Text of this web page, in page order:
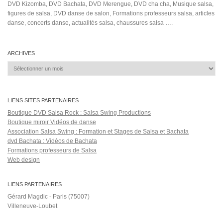
DVD Kizomba, DVD Bachata, DVD Merengue, DVD cha cha, Musique salsa,
figures de salsa, DVD danse de salon, Formations professeurs salsa, articles
danse, concerts danse, actualités salsa, chaussures salsa ….
ARCHIVES
Archives
LIENS SITES PARTENAIRES
Boutique DVD Salsa Rock : Salsa Swing Productions
Boutique miroir Vidéos de danse
Association Salsa Swing : Formation et Stages de Salsa et Bachata
dvd Bachata : Vidéos de Bachata
Formations professeurs de Salsa
Web design
LIENS PARTENAIRES
Gérard Magdic - Paris (75007)
Villeneuve-Loubet